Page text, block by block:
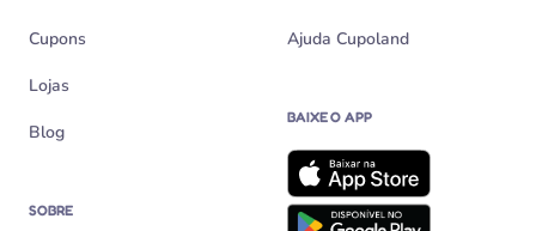
Cupons
Lojas
Blog
SOBRE
Ajuda Cupoland
BAIXE O APP